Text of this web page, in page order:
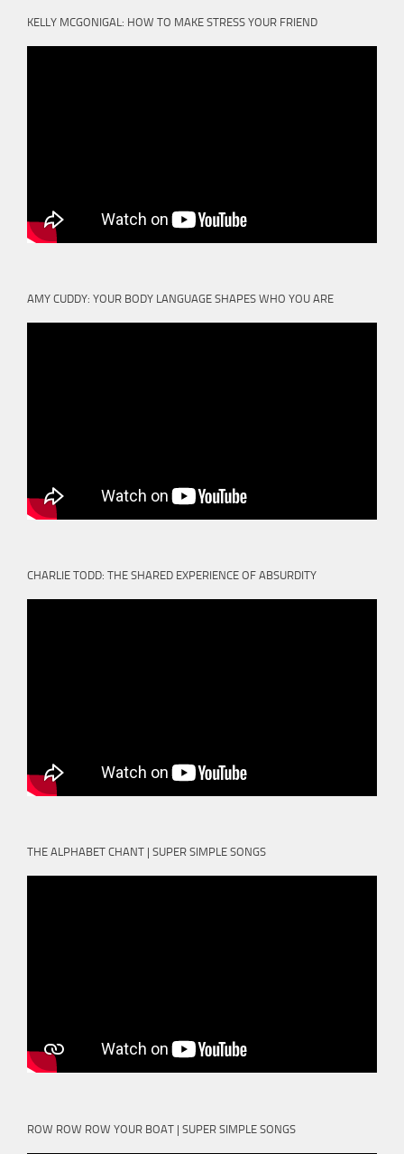
KELLY MCGONIGAL: HOW TO MAKE STRESS YOUR FRIEND
AMY CUDDY: YOUR BODY LANGUAGE SHAPES WHO YOU ARE
CHARLIE TODD: THE SHARED EXPERIENCE OF ABSURDITY
THE ALPHABET CHANT | SUPER SIMPLE SONGS
ROW ROW ROW YOUR BOAT | SUPER SIMPLE SONGS